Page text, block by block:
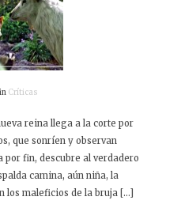
Críticas
reina llega a la corte por
que sonríen y observan
por fin, descubre al verdadero
camina, aún niña, la
los maleficios de la bruja […]